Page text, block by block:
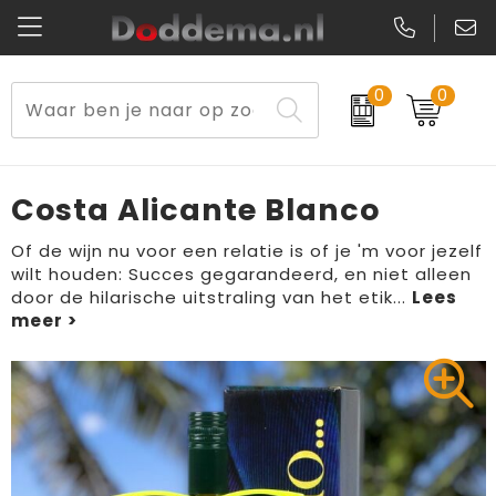
0 0
Paraplu's
Aanstekers
Elektronica, Gadgets en USB
Fitness
Levensmiddelen
Bidons en Sportflessen
Veiligheidsvesten en Veiligheidshesjes
Veiligheidssignalering en Verlichting
Gereedschap
Handschoenen en Sjaals
Gilets
Schoenen
Sweaters
T-Shirts
Peuters en Baby's
Blazers
Schoenen
Gilets
Lunchtassen
Schoenentassen
Golftassen
Aktetassen
Duffeltassen
Draagtassen
Costa Alicante Blanco
Of de wijn nu voor een relatie is of je 'm voor jezelf
wilt houden: Succes gegarandeerd, en niet alleen
door de hilarische uitstraling van het etik...